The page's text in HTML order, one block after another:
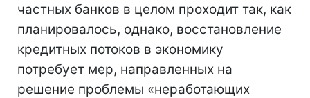
частных банков в целом проходит так, как
планировалось, однако, восстановление
кредитных потоков в экономику
потребует мер, направленных на
решение проблемы «неработающих